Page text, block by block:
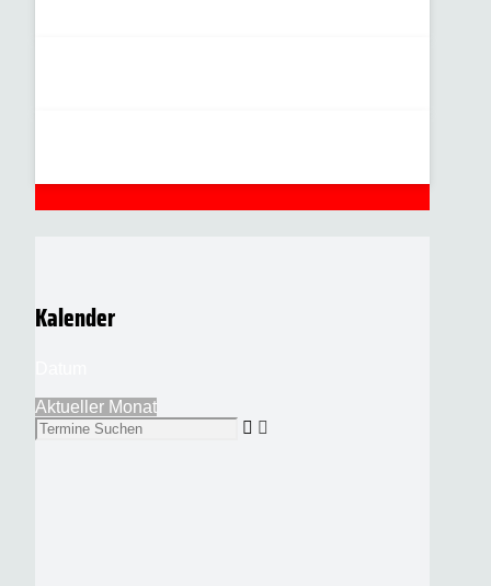
Kalender
Aktueller Monat